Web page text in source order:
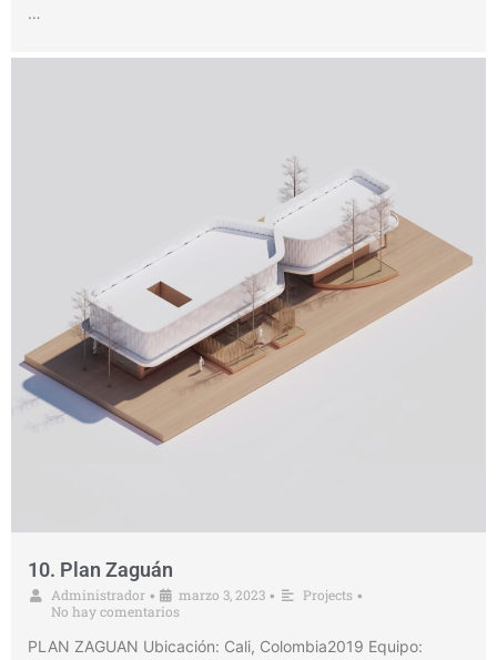
…
10. Plan Zaguán
Administrador • marzo 3, 2023 • Projects •
No hay comentarios
PLAN ZAGUAN Ubicación: Cali, Colombia2019 Equipo: